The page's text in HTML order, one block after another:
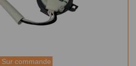
Sur commande